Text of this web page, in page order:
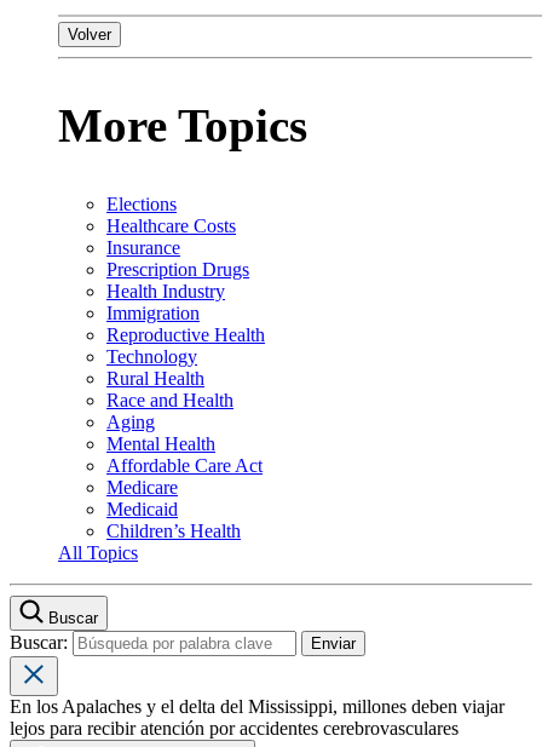
Volver
More Topics
Elections
Healthcare Costs
Insurance
Prescription Drugs
Health Industry
Immigration
Reproductive Health
Technology
Rural Health
Race and Health
Aging
Mental Health
Affordable Care Act
Medicare
Medicaid
Children’s Health
All Topics
Buscar
Buscar:
En los Apalaches y el delta del Mississippi, millones deben viajar
lejos para recibir atención por accidentes cerebrovasculares